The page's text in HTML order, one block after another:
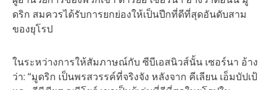
ดริก สมควรได้รับการยกย่องให้เป็นปีกที่ดีที่สุดอันดับสาม
ของยุโรป
ในระหว่างการให้สัมภาษณ์กับ ซีบีเอสนิวส์นั้น เซอร์นา อ้าง
ว่า: “มูดริก เป็นพรสวรรค์ที่จริงจัง หลังจาก คีเลียน เอ็มบัปเป้